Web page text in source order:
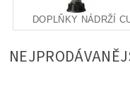
DOPLŇKY NÁDRŽÍ